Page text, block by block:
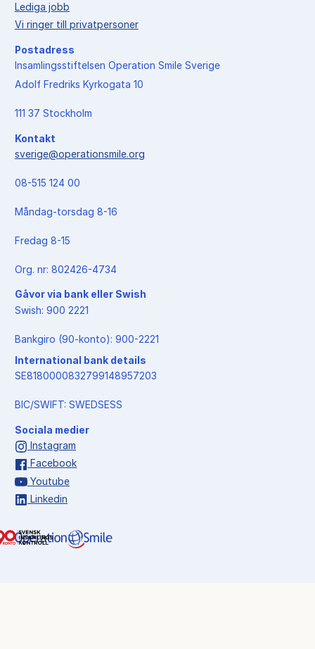
Lediga jobb
Vi ringer till privatpersoner
Postadress
Insamlingsstiftelsen Operation Smile Sverige
Adolf Fredriks Kyrkogata 10
111 37 Stockholm
Kontakt
sverige@operationsmile.org
08-515 124 00
Måndag-torsdag 8-16
Fredag 8-15
Org. nr: 802426-4734
Gåvor via bank eller Swish
Swish: 900 2221
Bankgiro (90-konto): 900-2221
International bank details
SE8180000832799148957203
BIC/SWIFT: SWEDSESS
Sociala medier
Instagram
Facebook
Youtube
Linkedin